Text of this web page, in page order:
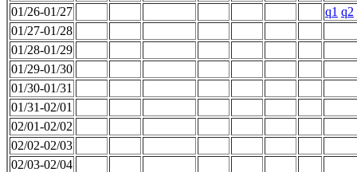
01/26-01/27
q1 q2
01/27-01/28
01/28-01/29
01/29-01/30
01/30-01/31
01/31-02/01
02/01-02/02
02/02-02/03
02/03-02/04